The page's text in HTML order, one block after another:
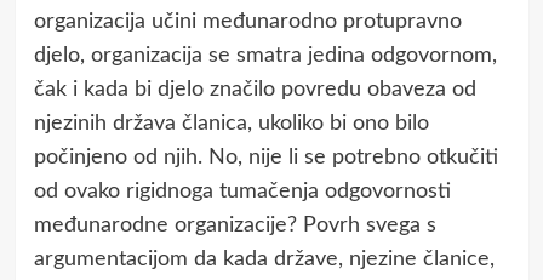
organizacija učini međunarodno protupravno
djelo, organizacija se smatra jedina odgovornom,
čak i kada bi djelo značilo povredu obaveza od
njezinih država članica, ukoliko bi ono bilo
počinjeno od njih. No, nije li se potrebno otkučiti
od ovako rigidnoga tumačenja odgovornosti
međunarodne organizacije? Povrh svega s
argumentacijom da kada države, njezine članice,